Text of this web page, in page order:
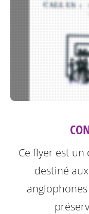
Ce flyer est
destiné